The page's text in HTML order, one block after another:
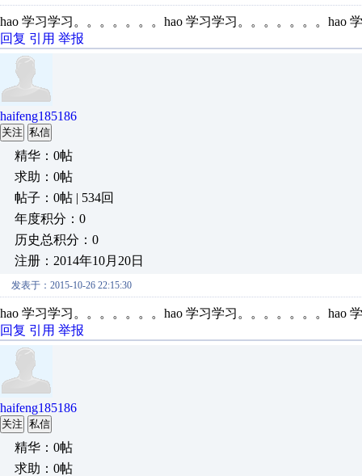
hao 学习学习。。。。。。。hao 学习学习。。。。。。。hao
回复 引用 举报
haifeng185186
关注 私信
精华：0帖
求助：0帖
帖子：0帖 | 534回
年度积分：0
历史总积分：0
注册：2014年10月20日
发表于：2015-10-26 22:15:30
hao 学习学习。。。。。。。hao 学习学习。。。。。。。hao
回复 引用 举报
haifeng185186
关注 私信
精华：0帖
求助：0帖